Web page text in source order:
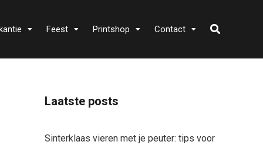
Feest Printshop Contact
Laatste posts
Sinterklaas vieren met je peuter: tips voor